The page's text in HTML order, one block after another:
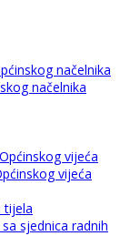
načelnika
načelnika
vijeća
vijeća
tijela
sjednica radnih